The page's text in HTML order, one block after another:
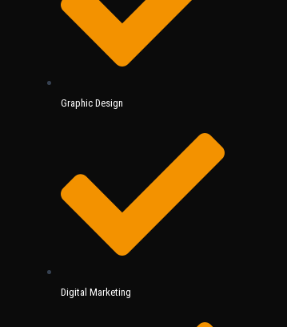
Graphic Design
Digital Marketing